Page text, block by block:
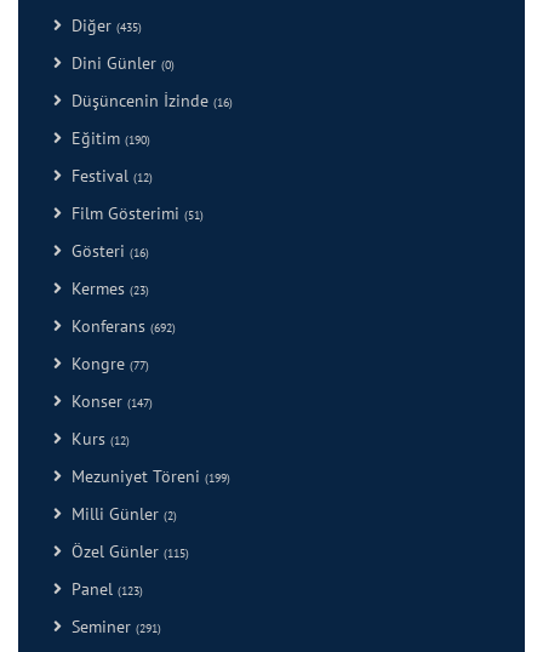
Diğer (435)
Dini Günler (0)
Düşüncenin İzinde (16)
Eğitim (190)
Festival (12)
Film Gösterimi (51)
Gösteri (16)
Kermes (23)
Konferans (692)
Kongre (77)
Konser (147)
Kurs (12)
Mezuniyet Töreni (199)
Milli Günler (2)
Özel Günler (115)
Panel (123)
Seminer (291)